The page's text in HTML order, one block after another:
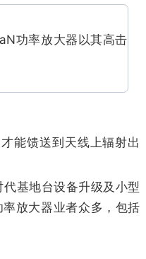
功率放大器以其高击
能馈送到天线上辐射出
基地台设备升级及小型
放大器业者众多，包括